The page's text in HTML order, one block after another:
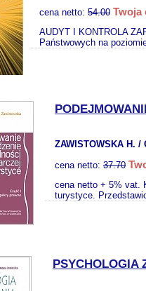
cena netto: 54.00 Twoja
AUDYT I KONTROLA
Państwowych na
ZAWISTOWSKA H. /
cena netto: 37.70
cena netto + 5% vat.
turystyce.
PSYCHOLOGIA